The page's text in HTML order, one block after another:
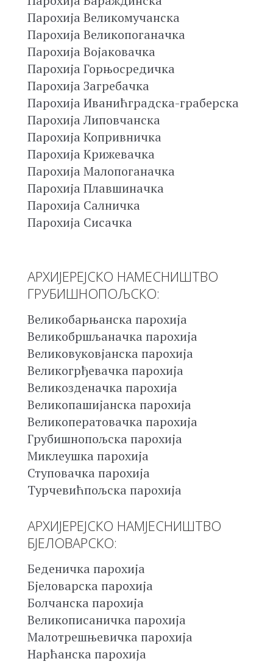
Парохија Великомучанска
Парохија Великопоганачка
Парохија Војаковачка
Парохија Горњосредичка
Парохија Загребачка
Парохија Иванићградска-граберска
Парохија Липовчанска
Парохија Копривничка
Парохија Крижевачка
Парохија Малопоганачка
Парохија Плавшиначка
Парохија Салничка
Парохија Сисачка
АРХИЈЕРЕЈСКО НАМЕСНИШТВО
ГРУБИШНОПОЉСКО:
Великобарњанска парохија
Великобршљаначка парохија
Великовуковјанска парохија
Великогрђевачка парохија
Великозденачка парохија
Великопашијанска парохија
Великоператовачка парохија
Грубишнопољска парохија
Миклеушка парохија
Ступовачка парохија
Турчевићпољска парохија
АРХИЈЕРЕЈСКО НАМЈЕСНИШТВО
БЈЕЛОВАРСКО:
Беденичка парохија
Бјеловарска парохија
Болчанска парохија
Великописаничка парохија
Малотрешњевичка парохија
Нарћанска парохија